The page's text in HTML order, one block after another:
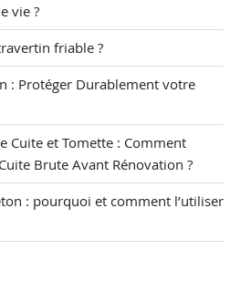
vie ?
friable ?
: Protéger Durablement votre
Cuite et Tomette : Comment
Brute Avant Rénovation ?
: pourquoi et comment l’utiliser